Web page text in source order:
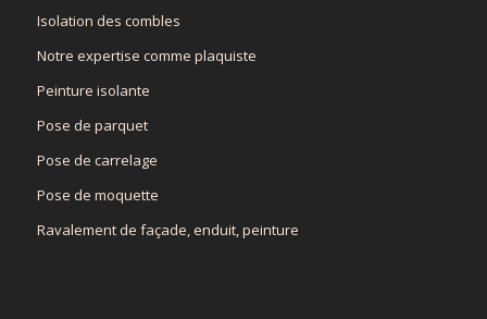
Isolation des combles
Notre expertise comme plaquiste
Peinture isolante
Pose de parquet
Pose de carrelage
Pose de moquette
Ravalement de façade, enduit, peinture